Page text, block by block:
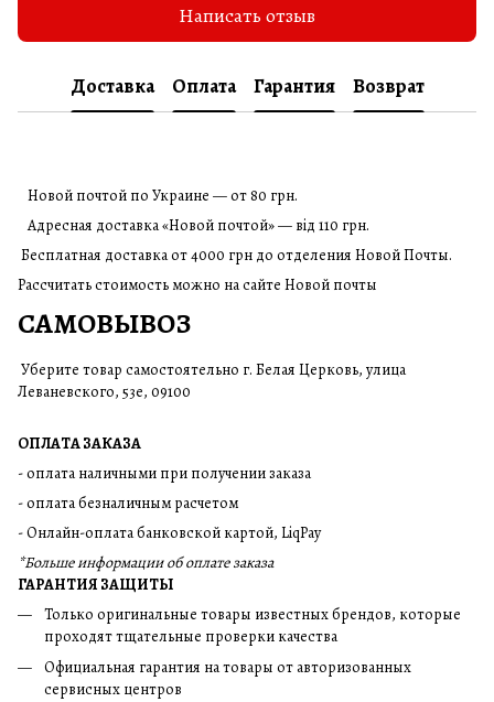
Написать отзыв
Доставка Оплата Гарантия Возврат
Новой почтой по Украине — от 80 грн.
Адресная доставка «Новой почтой» — від 110 грн.
Бесплатная доставка от 4000 грн до отделения Новой Почты.
Рассчитать стоимость можно на сайте Новой почты
САМОВЫВОЗ
Уберите товар самостоятельно г. Белая Церковь, улица
Леваневского, 53е, 09100
ОПЛАТА ЗАКАЗА
- оплата наличными при получении заказа
- оплата безналичным расчетом
- Онлайн-оплата банковской картой, LiqPay
*Больше информации об оплате заказа
ГАРАНТИЯ ЗАЩИТЫ
Только оригинальные товары известных брендов, которые
проходят тщательные проверки качества
Официальная гарантия на товары от авторизованных
сервисных центров